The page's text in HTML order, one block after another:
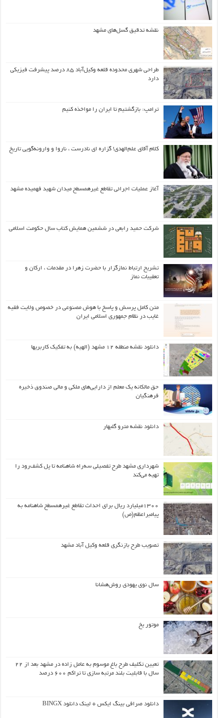
نقشه تدقیق گسل‌های مشهد
طراحی شهری محدوده قلعه وکیل‌آباد ۸۵ درصد پیشرفت فیزیکی
دارد
ترامپ: بازگشتیم تا ایران را مواخذه کنیم
کلام آقای علم‌الهدی! گزاره ای نادرست ، ناروا و وارونه‌گویی تاریخ
آغاز عملیات اجرائی تقاطع غیرهمسطح میدان شهید فهمیده مشهد
شرکت حمید رابعی در ششمین همایش کتاب سال حکومت اسلامی
تشریح ارتباط نمازگزار با حضرت زهرا در مقدمات ، ارکان و
تعقیبات نماز
متن کامل پرسش و پاسخ با هوش مصنوعی در خصوص ولایت فقیه
غایب در نظام جمهوری اسلامی ایران
دانلود نقشه منطقه ۱۲ مشهد (الهیه) به تفکیک کاربریها
حق مالکانه یک معلم از دارایی‌های ملکی و مالی صندوق ذخیره
فرهنگیان
دانلود نقشه مترو گلبهار
شهرداری مشهد طرح تفصیلی سه‌راه شاهنامه تا پل کشف‌رود را
تهیه می‌کند
۱۳۰۰میلیارد ریال برای احداث تقاطع غیرهمسطح شاهنامه به
پیامبراعظم(ص)
تصویب طرح بازنگری قلعه وکیل آباد مشهد
سال نوی یهودی روش‌هشانا
موتور یخ
تعیین تکلیف طرح باغ موسوم به عامل زاده در مشهد بعد از ۲۲
سال با قابلیت بلند مرتبه سازی تا تراکم ۶۰۰ درصد
دانلود صرافی بینگ ایکس + لینک دانلود BINGX